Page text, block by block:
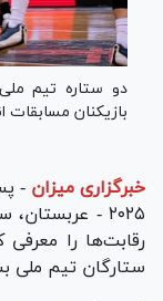
دو ستاره تیم
بازیکنان مسابقات
خبرگزاری میزان -
۲۰۲۵ -
رقابت‌ها را
ستارگان تیم ملی